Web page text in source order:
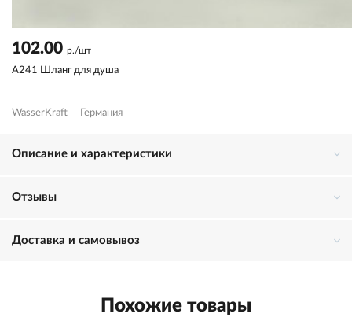
102.00 р./шт
A241 Шланг для душа
WasserKraft Германия
Описание и характеристики
Отзывы
Доставка и самовывоз
Похожие товары